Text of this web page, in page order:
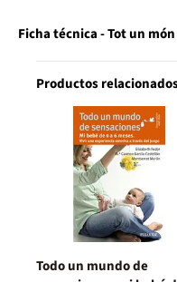
Ficha técnica - Tot un
Productos
Todo un mundo de